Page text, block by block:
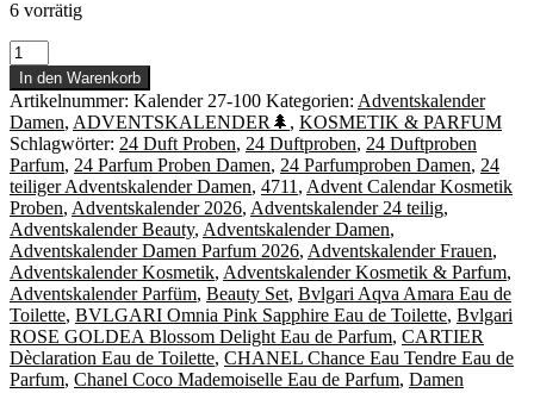
6 vorrätig
ADVENTSKALENDER
Damen
Parfum,
24
Parfum
Proben,
24
Duftproben,
Beauty,
Set
Menge
In den Warenkorb
Artikelnummer: Kalender 27-100 Kategorien: Adventskalender
Damen, ADVENTSKALENDER🌲 , KOSMETIK & PARFUM
Schlagwörter: 24 Duft Proben, 24 Duftproben, 24 Duftproben
Parfum, 24 Parfum Proben Damen, 24 Parfumproben Damen, 24
teiliger Adventskalender Damen, 4711 , Advent Calendar Kosmetik
Proben, Adventskalender 2026, Adventskalender 24 teilig,
Adventskalender Beauty, Adventskalender Damen,
Adventskalender Damen Parfum 2026, Adventskalender Frauen,
Adventskalender Kosmetik, Adventskalender Kosmetik & Parfum,
Adventskalender Parfüm, Beauty Set, Bvlgari Aqva Amara Eau de
Toilette, BVLGARI Omnia Pink Sapphire Eau de Toilette, Bvlgari
ROSE GOLDEA Blossom Delight Eau de Parfum, CARTIER
Dèclaration Eau de Toilette, CHANEL Chance Eau Tendre Eau de
Parfum, Chanel Coco Mademoiselle Eau de Parfum, Damen